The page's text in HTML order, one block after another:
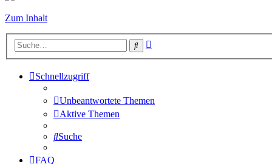
Zum Inhalt
Suche
Schnellzugriff
Unbeantwortete Themen
Aktive Themen
Suche
FAQ